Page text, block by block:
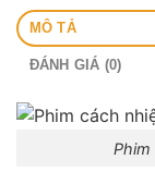
MÔ TẢ
ĐÁNH GIÁ (0)
Phim